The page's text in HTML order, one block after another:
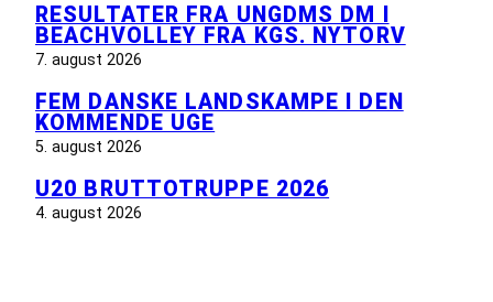
RESULTATER FRA UNGDMS DM I
BEACHVOLLEY FRA KGS. NYTORV
7. august 2026
FEM DANSKE LANDSKAMPE I DEN
KOMMENDE UGE
5. august 2026
U20 BRUTTOTRUPPE 2026
4. august 2026